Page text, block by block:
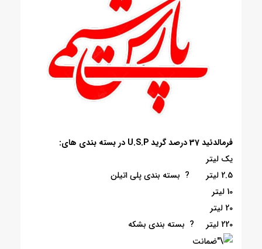
فرمالدئید 37 درصد گرید U.S.P در بسته بندی های:
یک لیتر
2.5 لیتر ? بسته بندی پلی اتیلن
10 لیتر
20 لیتر
220 لیتر ? بسته بندی بشکه